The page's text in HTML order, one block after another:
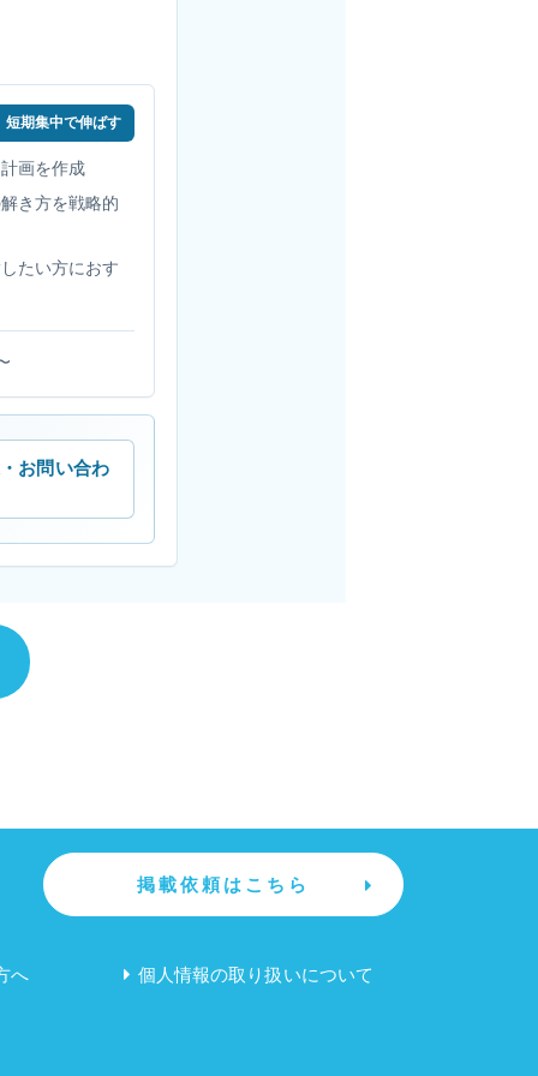
短期集中で伸ばす
画を作成
き方を戦略的
たい方におす
お問い合わ
掲載依頼はこちら
へ 個人情報の取り扱いについて